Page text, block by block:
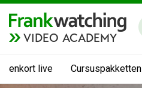
VIDEO ACADEMY
live Cursuspakketten